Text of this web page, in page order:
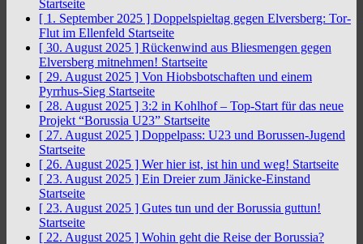
Startseite
[ 1. September 2025 ] Doppelspieltag gegen Elversberg: Tor-
Flut im Ellenfeld Startseite
[ 30. August 2025 ] Rückenwind aus Bliesmengen gegen
Elversberg mitnehmen! Startseite
[ 29. August 2025 ] Von Hiobsbotschaften und einem
Pyrrhus-Sieg Startseite
[ 28. August 2025 ] 3:2 in Kohlhof – Top-Start für das neue
Projekt “Borussia U23” Startseite
[ 27. August 2025 ] Doppelpass: U23 und Borussen-Jugend
Startseite
[ 26. August 2025 ] Wer hier ist, ist hin und weg! Startseite
[ 23. August 2025 ] Ein Dreier zum Jänicke-Einstand
Startseite
[ 23. August 2025 ] Gutes tun und der Borussia guttun!
Startseite
[ 22. August 2025 ] Wohin geht die Reise der Borussia?